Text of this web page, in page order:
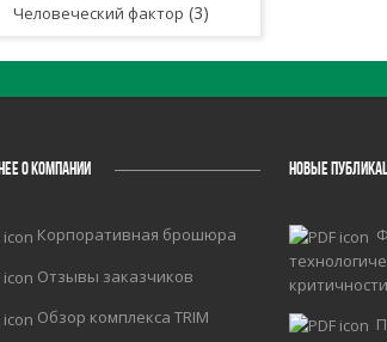
Человеческий фактор (3)
О КОМПАНИИ
Корпоративная брошюра
Отзывы заказчиков
Обзор комплекса TRIM
НОВЫЕ
критичности